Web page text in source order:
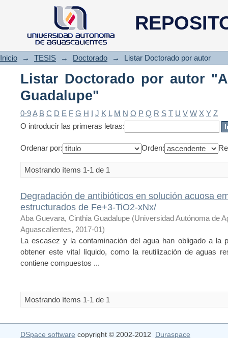
Listar Doctorado por autor
Inicio → TESIS → Doctorado → Listar Doctorado por autor
Listar Doctorado por autor
Guadalupe"
0-9A B C D E F G H I J K L M N O P Q R S T U V W X Y Z
O introducir las primeras letras:
Ordenar por: Orden:
Mostrando ítems 1-1 de 1
Degradación de antibióticos en solución acuosa
estructurados de Fe+3-TiO2-xNx/
Aba Guevara, Cinthia Guadalupe (Universidad Autónoma de
Aguascalientes, 2017-01)
La escasez y la contaminación del agua han obligado a la
obtener este vital líquido, como la reutilización de aguas
contiene compuestos ...
Mostrando ítems 1-1 de 1
DSpace software copyright © 2002-2012 Duraspace